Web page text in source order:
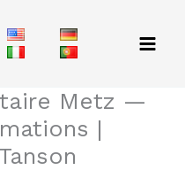
Metz —
|